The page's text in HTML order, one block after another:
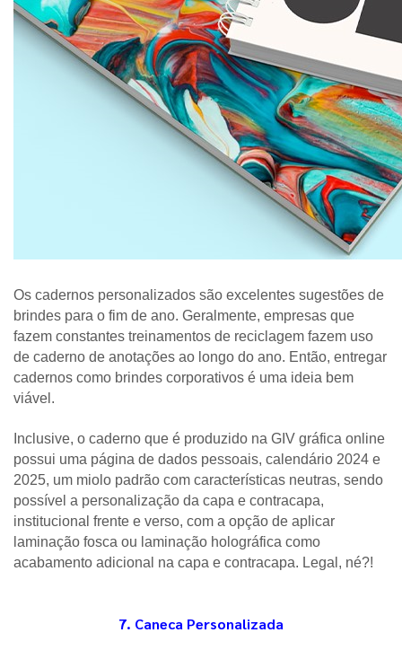
Os cadernos personalizados são excelentes sugestões de
brindes para o fim de ano. Geralmente, empresas que
fazem constantes treinamentos de reciclagem fazem uso
de caderno de anotações ao longo do ano. Então, entregar
cadernos como brindes corporativos é uma ideia bem
viável.
Inclusive, o caderno que é produzido na GIV gráfica online
possui uma página de dados pessoais, calendário 2024 e
2025, um miolo padrão com características neutras, sendo
possível a personalização da capa e contracapa,
institucional frente e verso, com a opção de aplicar
laminação fosca ou laminação holográfica como
acabamento adicional na capa e contracapa. Legal, né?!
7. Caneca Personalizada